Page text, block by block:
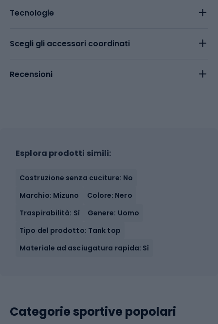
Tecnologie
Scegli gli accessori coordinati
Recensioni
Esplora prodotti simili:
Costruzione senza cuciture: No
Marchio: Mizuno
Colore: Nero
Traspirabilità: Sì
Genere: Uomo
Tipo del prodotto: Tank top
Materiale ad asciugatura rapida: Sì
Categorie sportive popolari